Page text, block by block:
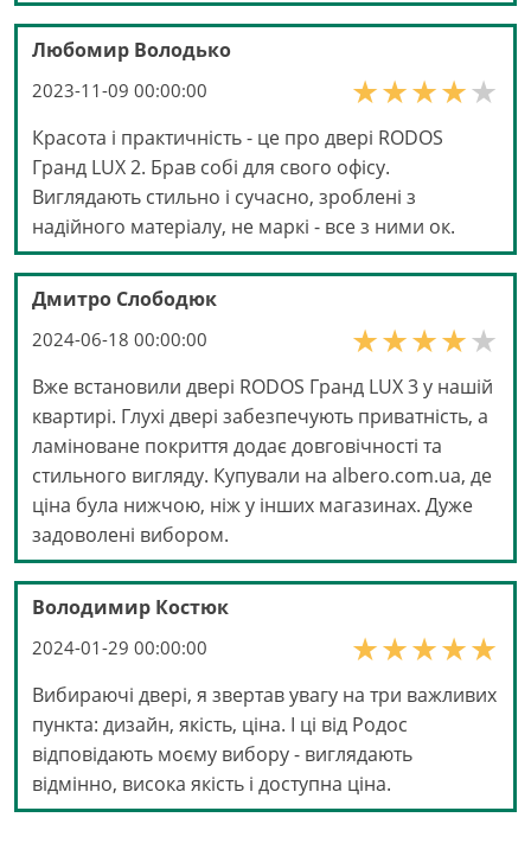
Любомир Володько
2023-11-09 00:00:00
Красота і практичність - це про двері RODOS
Гранд LUX 2. Брав собі для свого офісу.
Виглядають стильно і сучасно, зроблені з
надійного матеріалу, не маркі - все з ними ок.
Дмитро Слободюк
2024-06-18 00:00:00
Вже встановили двері RODOS Гранд LUX 3 у нашій
квартирі. Глухі двері забезпечують приватність, а
ламіноване покриття додає довговічності та
стильного вигляду. Купували на albero.com.ua, де
ціна була нижчою, ніж у інших магазинах. Дуже
задоволені вибором.
Володимир Костюк
2024-01-29 00:00:00
Вибираючі двері, я звертав увагу на три важливих
пункта: дизайн, якість, ціна. І ці від Родос
відповідають моєму вибору - виглядають
відмінно, висока якість і доступна ціна.